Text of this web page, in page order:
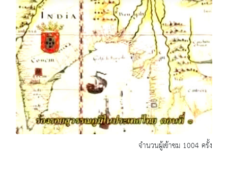
จำนวนผู้เข้าชม 1004 ครั้ง